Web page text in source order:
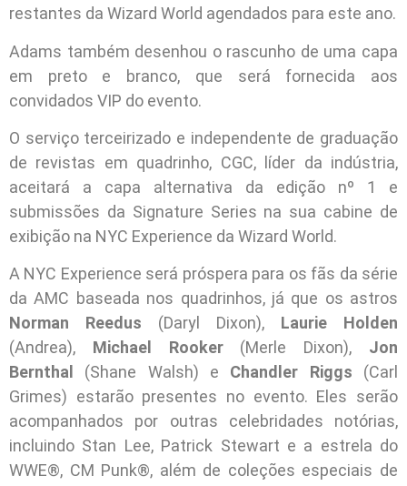
restantes da Wizard World agendados para este ano.
Adams também desenhou o rascunho de uma capa
em preto e branco, que será fornecida aos
convidados VIP do evento.
O serviço terceirizado e independente de graduação
de revistas em quadrinho, CGC, líder da indústria,
aceitará a capa alternativa da edição nº 1 e
submissões da Signature Series na sua cabine de
exibição na NYC Experience da Wizard World.
A NYC Experience será próspera para os fãs da série
da AMC baseada nos quadrinhos, já que os astros
Norman Reedus (Daryl Dixon), Laurie Holden
(Andrea), Michael Rooker(Merle Dixon), Jon
Bernthal
(Shane Walsh) e Chandler Riggs (Carl
Grimes) estarão presentes no evento. Eles serão
acompanhados por outras celebridades notórias,
incluindo Stan Lee, Patrick Stewart e a estrela do
WWE®, CM Punk®, além de coleções especiais de